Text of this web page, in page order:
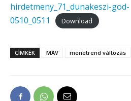
hirdetmeny_71_dunakeszi-god-
0510_0511
Download
CÍMKÉK MÁV menetrend változás